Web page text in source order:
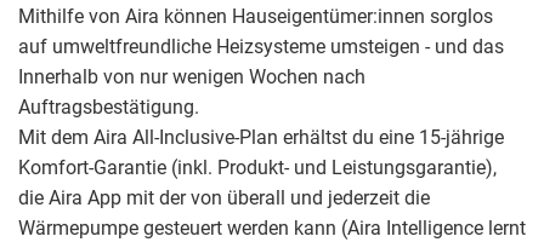
Mithilfe von Aira können Hauseigentümer:innen sorglos
auf umweltfreundliche Heizsysteme umsteigen - und das
Innerhalb von nur wenigen Wochen nach
Auftragsbestätigung.
Mit dem Aira All-Inclusive-Plan erhältst du eine 15-jährige
Komfort-Garantie (inkl. Produkt- und Leistungsgarantie),
die Aira App mit der von überall und jederzeit die
Wärmepumpe gesteuert werden kann (Aira Intelligence lernt